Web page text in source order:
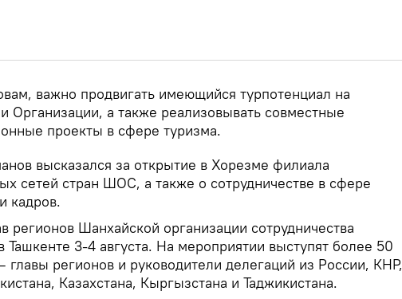
важно продвигать имеющийся турпотенциал на
Организации, а также реализовывать совместные
проекты в сфере туризма.
высказался за открытие в Хорезме филиала
сетей стран ШОС, а также о сотрудничестве в сфере
кадров.
регионов Шанхайской организации сотрудничества
Ташкенте 3-4 августа. На мероприятии выступят более 50
главы регионов и руководители делегаций из России, КНР,
Казахстана, Кыргызстана и Таджикистана.